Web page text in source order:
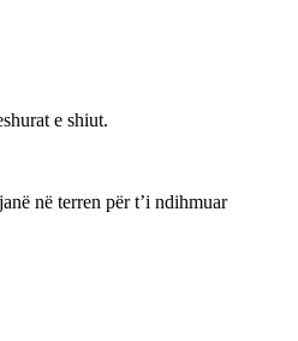
e shiut.
në terren për t’i ndihmuar